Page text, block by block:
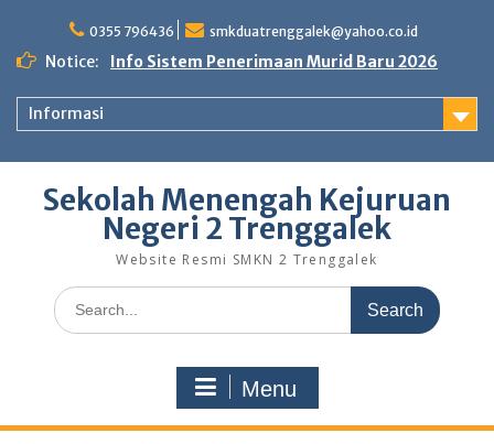
0355 796436 smkduatrenggalek@yahoo.co.id
Notice: Info Sistem Penerimaan Murid Baru 2026
Informasi
Sekolah Menengah Kejuruan
Negeri 2 Trenggalek
Website Resmi SMKN 2 Trenggalek
Menu